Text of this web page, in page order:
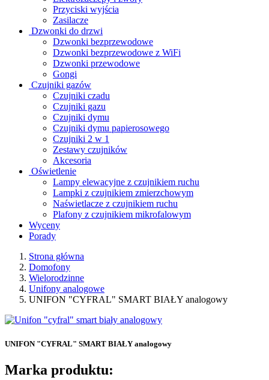
Przyciski wyjścia
Zasilacze
Dzwonki do drzwi
Dzwonki bezprzewodowe
Dzwonki bezprzewodowe z WiFi
Dzwonki przewodowe
Gongi
Czujniki gazów
Czujniki czadu
Czujniki gazu
Czujniki dymu
Czujniki dymu papierosowego
Czujniki 2 w 1
Zestawy czujników
Akcesoria
Oświetlenie
Lampy elewacyjne z czujnikiem ruchu
Lampki z czujnikiem zmierzchowym
Naświetlacze z czujnikiem ruchu
Plafony z czujnikiem mikrofalowym
Wyceny
Porady
Strona główna
Domofony
Wielorodzinne
Unifony analogowe
UNIFON "CYFRAL" SMART BIAŁY analogowy
UNIFON "CYFRAL" SMART BIAŁY analogowy
Marka produktu: